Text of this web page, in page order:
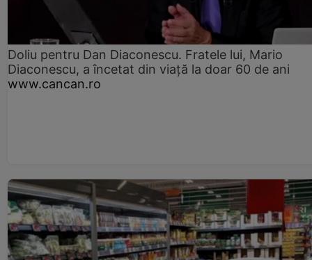
Doliu pentru Dan Diaconescu. Fratele lui, Mario
Diaconescu, a încetat din viață la doar 60 de ani
www.cancan.ro